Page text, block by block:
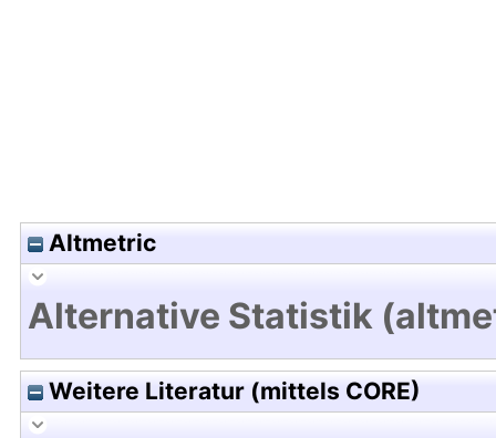
Altmetric
Alternative Statistik
Weitere Literatur (mittels CORE)